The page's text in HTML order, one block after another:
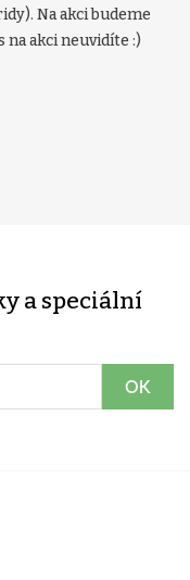
Na akci budeme
na akci neuvidíte :)
a speciální